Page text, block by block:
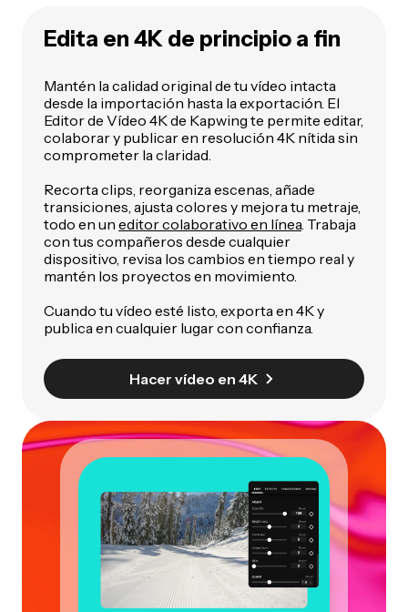
Edita en 4K de principio a fin
Mantén la calidad original de tu vídeo intacta
desde la importación hasta la exportación. El
Editor de Vídeo 4K de Kapwing te permite editar,
colaborar y publicar en resolución 4K nítida sin
comprometer la claridad.
Recorta clips, reorganiza escenas, añade
transiciones, ajusta colores y mejora tu metraje,
todo en un editor colaborativo en línea. Trabaja
con tus compañeros desde cualquier
dispositivo, revisa los cambios en tiempo real y
mantén los proyectos en movimiento.
Cuando tu vídeo esté listo, exporta en 4K y
publica en cualquier lugar con confianza.
Hacer vídeo en 4K